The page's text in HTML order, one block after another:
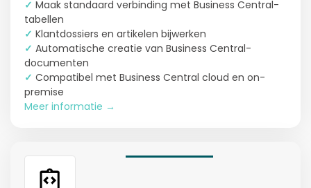
✓ Maak standaard verbinding met Business Central-
tabellen
✓ Klantdossiers en artikelen bijwerken
✓ Automatische creatie van Business Central-
documenten
✓ Compatibel met Business Central cloud en on-
premise
Meer informatie →